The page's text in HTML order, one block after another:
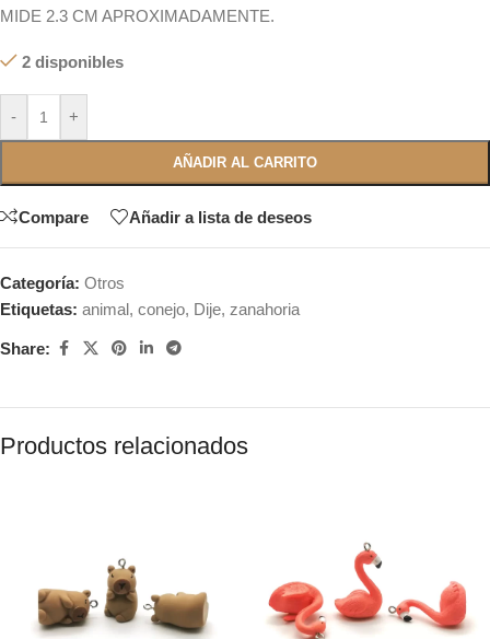
MIDE 2.3 CM APROXIMADAMENTE.
2 disponibles
- +
AÑADIR AL CARRITO
Compare Añadir a lista de deseos
Categoría: Otros
Etiquetas: animal, conejo, Dije, zanahoria
Share:
Productos relacionados